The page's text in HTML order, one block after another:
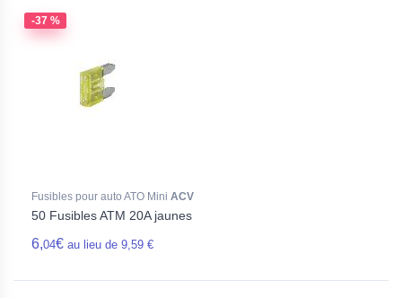
-37 %
Fusibles pour auto ATO Mini ACV
50 Fusibles ATM 20A jaunes
6,04€ au lieu de 9,59 €